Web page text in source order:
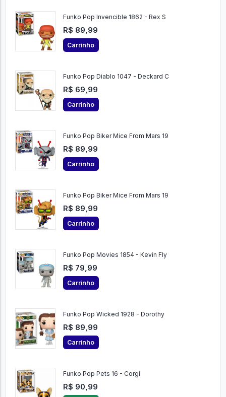
Funko Pop Invencible 1862 - Rex S
R$ 89,99
Carrinho
Funko Pop Diablo 1047 - Deckard C
R$ 69,99
Carrinho
Funko Pop Biker Mice From Mars 19
R$ 89,99
Carrinho
Funko Pop Biker Mice From Mars 19
R$ 89,99
Carrinho
Funko Pop Movies 1854 - Kevin Fly
R$ 79,99
Carrinho
Funko Pop Wicked 1928 - Dorothy
R$ 89,99
Carrinho
Funko Pop Pets 16 - Corgi
R$ 90,99